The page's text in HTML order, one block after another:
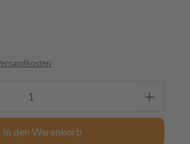
In den Warenkorb